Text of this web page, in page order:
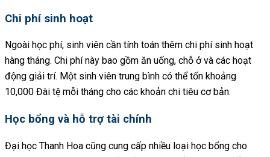
Chi phí sinh hoạt
Ngoài học phí, sinh viên cần tính toán thêm chi phí sinh hoạt
hàng tháng. Chi phí này bao gồm ăn uống, chỗ ở và các hoạt
động giải trí. Một sinh viên trung bình có thể tốn khoảng
10,000 Đài tệ mỗi tháng cho các khoản chi tiêu cơ bản.
Học bổng và hỗ trợ tài chính
Đại học Thanh Hoa cũng cung cấp nhiều loại học bổng cho